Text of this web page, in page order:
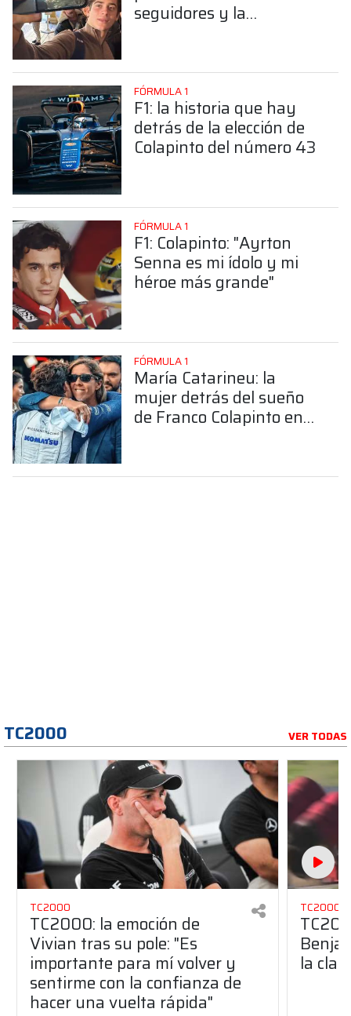
seguidores y la
FÓRMULA 1
F1: la historia que hay
detrás de la elección de
Colapinto del número 43
FÓRMULA 1
F1: Colapinto: "Ayrton
Senna es mi ídolo y mi
héroe más grande"
FÓRMULA 1
María Catarineu: la
mujer detrás del sueño
de Franco Colapinto en
TC2000 VER TODAS
TC2000
TC2000: la emoción de
Vivian tras su pole: "Es
importante para mí volver y
sentirme con la confianza de
hacer una vuelta rápida"
TC2000
la